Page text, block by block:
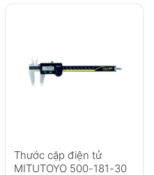
Thước cặp điện tử
MITUTOYO 500-181-30